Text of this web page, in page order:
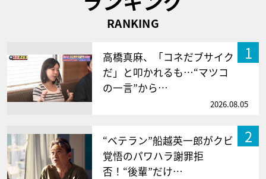
RANKING
1
高橋真麻、「コネだブサイク
だ」と叩かれるも…“マツコ
の一言”から…
2026.08.05
2
“ベテラン”船越英一郎がクビ
覚悟のパワハラ謝罪拒
否！“後輩”だけ…